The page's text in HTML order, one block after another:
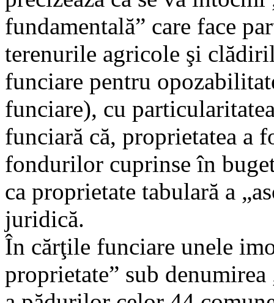
fundamentală” care face
terenurile agricole şi
funciare pentru
funciare), cu
funciară că, proprietatea a
fondurilor cuprinse în
ca proprietate tabulară a
juridică.
În cărţile funciare unele
proprietate” sub